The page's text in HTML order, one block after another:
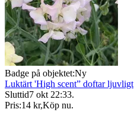
Badge på objektet:Ny
Luktärt 'High scent” doftar ljuvligt
Sluttid7 okt 22:33.
Pris:14 kr,Köp nu.